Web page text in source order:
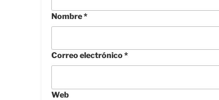
Nombre*
Correo electrónico*
Web